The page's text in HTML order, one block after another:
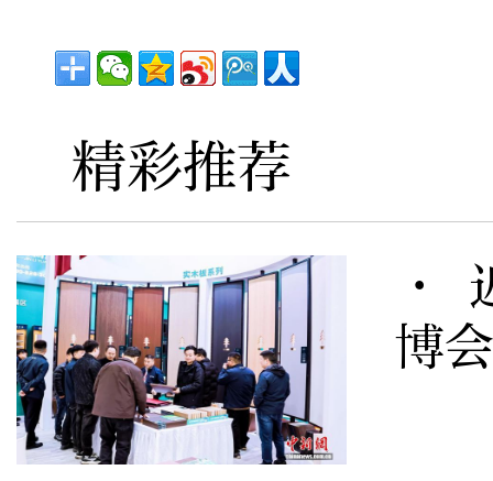
精彩推荐
·
博